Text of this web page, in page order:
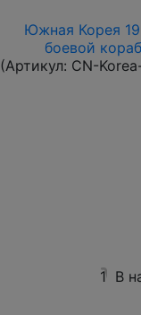
Южная Корея
боевой
(Артикул: CN-
1 В